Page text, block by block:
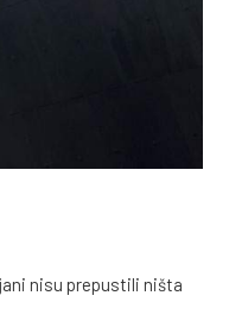
nisu prepustili ništa